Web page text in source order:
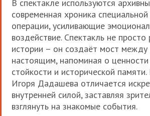
В спектакле используются
современная хроника
операции, усиливающие
воздействие. Спектакль не просто
истории – он создаёт мост
настоящим, напоминая о ценности
стойкости и исторической
Игоря Дадашева отличается
внутренней силой, заставляя
взглянуть на знакомые события.